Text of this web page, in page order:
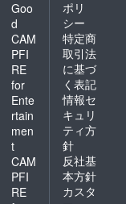
Goo
d
CAM
PFI
RE
for
Ente
rtain
men
t
CAM
PFI
RE
ポリ
シー
特定商
取引法
に基づ
く表記
情報セ
キュリ
ティ方
針
反社基
本方針
カスタ